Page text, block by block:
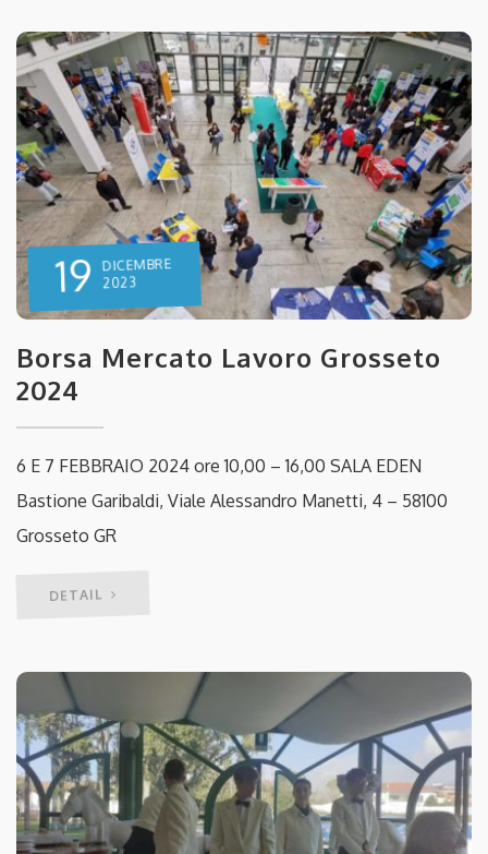
19 DICEMBRE
2023
Borsa Mercato Lavoro Grosseto
2024
6 E 7 FEBBRAIO 2024 ore 10,00 – 16,00 SALA EDEN
Bastione Garibaldi, Viale Alessandro Manetti, 4 – 58100
Grosseto GR
DETAIL